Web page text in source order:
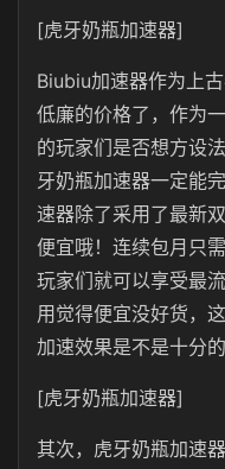
[虎牙奶瓶加速器]
Biubiu加速器作为上
低廉的价格了，作为
的玩家们是否想方设
牙奶瓶加速器一定能
速器除了采用了最新
便宜哦！连续包月只
玩家们就可以享受最
用觉得便宜没好货，
加速效果是不是十分的
[虎牙奶瓶加速器]
其次， 虎牙奶瓶加速